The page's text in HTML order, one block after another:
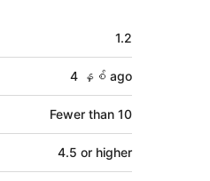
1.2
4 နှစ် ago
Fewer than 10
4.5 or higher